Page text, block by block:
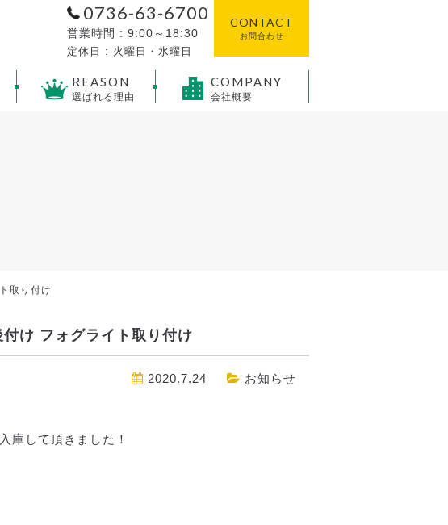
0736-63-6700
営業時間 : 9:00～18:30
定休日 : 火曜日・水曜日
CONTACT
お問合わせ
REASON
選ばれる理由
COMPANY
会社概要
取り付け
け フォグライト取り付け
2020.7.24 お知らせ
庫して頂きました！